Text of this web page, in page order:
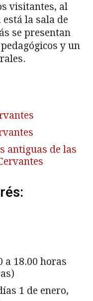
visitantes, al
la sala de
se presentan
y un
antiguas de las
a 18.00 horas
1 de enero,